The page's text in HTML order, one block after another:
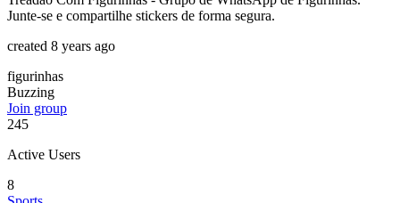
Junte-se e compartilhe stickers de forma segura.
created 8 years ago
figurinhas
Buzzing
Join group
245
Active Users
8